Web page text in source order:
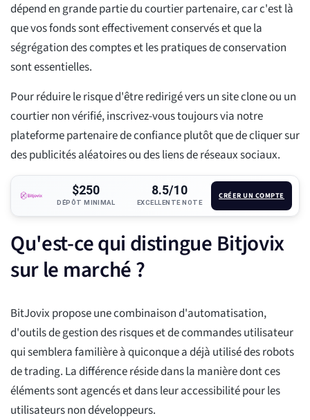
dépend en grande partie du courtier partenaire, car c'est là
que vos fonds sont effectivement conservés et que la
ségrégation des comptes et les pratiques de conservation
sont essentielles.
Pour réduire le risque d'être redirigé vers un site clone ou un
courtier non vérifié, inscrivez-vous toujours via notre
plateforme partenaire de confiance plutôt que de cliquer sur
des publicités aléatoires ou des liens de réseaux sociaux.
$250
DÉPÔT MINIMAL
8.5/10
EXCELLENTE NOTE
CRÉER UN COMPTE
Qu'est-ce qui distingue Bitjovix
sur le marché ?
BitJovix propose une combinaison d'automatisation,
d'outils de gestion des risques et de commandes utilisateur
qui semblera familière à quiconque a déjà utilisé des robots
de trading. La différence réside dans la manière dont ces
éléments sont agencés et dans leur accessibilité pour les
utilisateurs non développeurs.